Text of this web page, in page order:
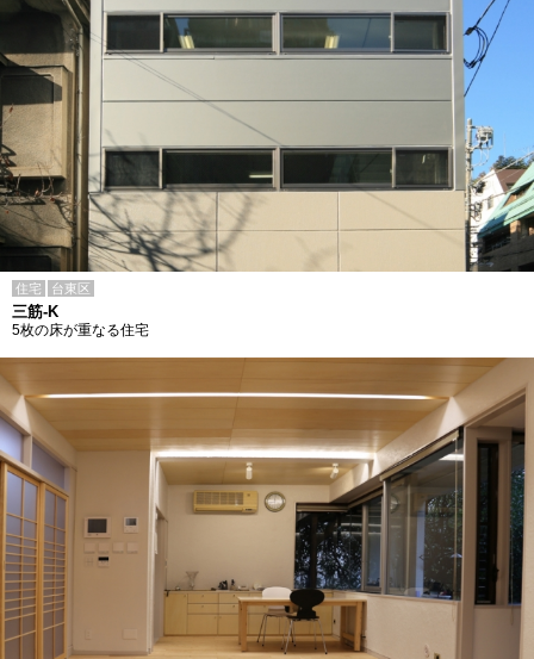
住宅 台東区
三筋-K
5枚の床が重なる住宅